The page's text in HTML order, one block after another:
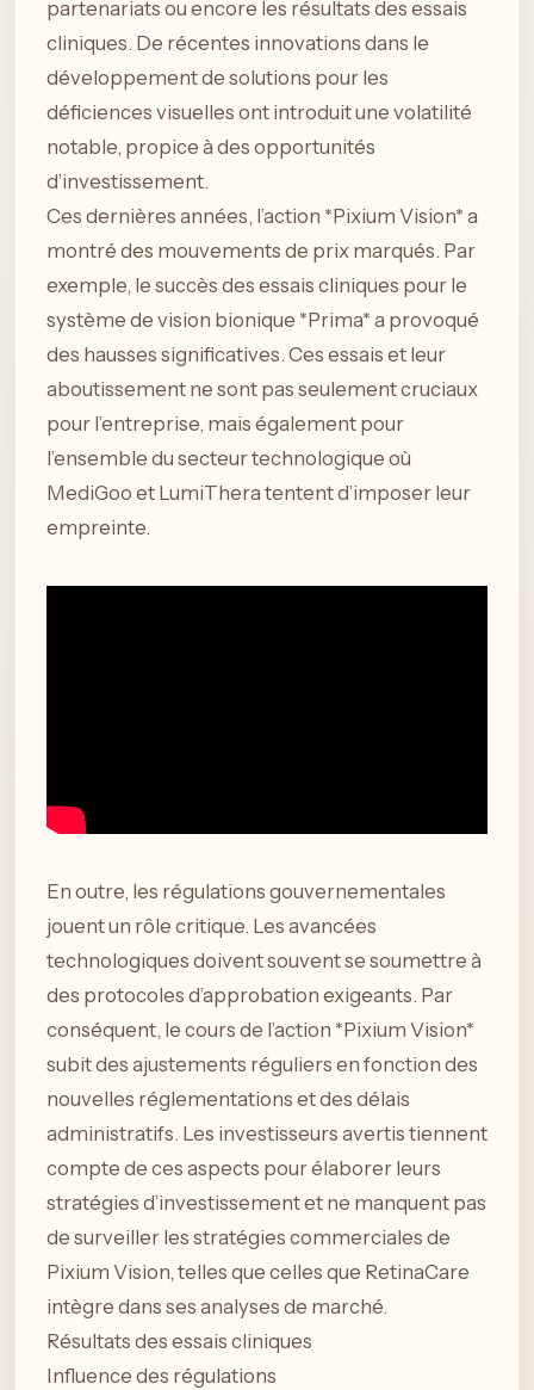
partenariats ou encore les résultats des essais
cliniques. De récentes innovations dans le
développement de solutions pour les
déficiences visuelles ont introduit une volatilité
notable, propice à des opportunités
d’investissement.
Ces dernières années, l’action *Pixium Vision* a
montré des mouvements de prix marqués. Par
exemple, le succès des essais cliniques pour le
système de vision bionique *Prima* a provoqué
des hausses significatives. Ces essais et leur
aboutissement ne sont pas seulement cruciaux
pour l’entreprise, mais également pour
l’ensemble du secteur technologique où
MediGoo et LumiThera tentent d’imposer leur
empreinte.
En outre, les régulations gouvernementales
jouent un rôle critique. Les avancées
technologiques doivent souvent se soumettre à
des protocoles d’approbation exigeants. Par
conséquent, le cours de l’action *Pixium Vision*
subit des ajustements réguliers en fonction des
nouvelles réglementations et des délais
administratifs. Les investisseurs avertis tiennent
compte de ces aspects pour élaborer leurs
stratégies d’investissement et ne manquent pas
de surveiller les stratégies commerciales de
Pixium Vision, telles que celles que RetinaCare
intègre dans ses analyses de marché.
Résultats des essais cliniques
Influence des régulations